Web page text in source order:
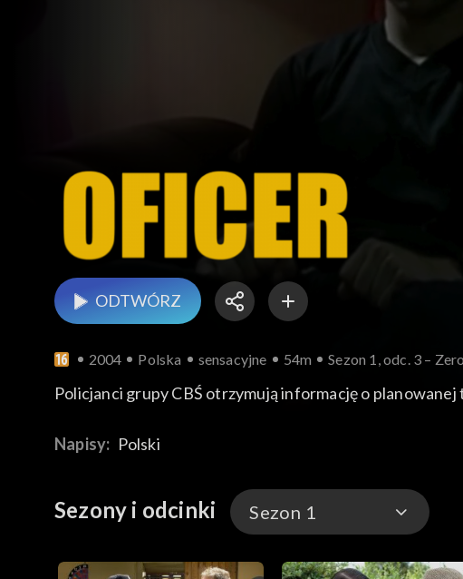
ODTWÓRZ
2004 Polska sensacyjne 54m Sezon 1, odc. 3 –
Policjanci grupy CBŚ otrzymują informację o
Napisy: Polski
Sezony i odcinki Sezon 1
Sezon 1